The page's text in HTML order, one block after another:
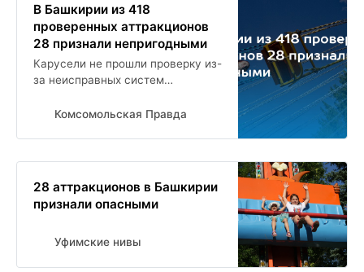
В Башкирии из 418
проверенных аттракционов
28 признали непригодными
Карусели не прошли проверку из-
за неисправных систем
хранения
Комсомольская Правда
28 аттракционов в Башкирии
признали опасными
Уфимские нивы